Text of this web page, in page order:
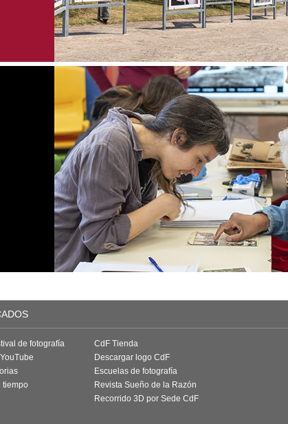
de fotografía
tiempo
CdF Tienda
Descargar logo CdF
Escuelas de fotografía
Revista Sueño de la Razón
Recorrido 3D por Sede CdF